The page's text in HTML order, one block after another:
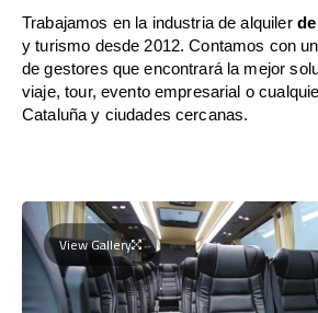
Trabajamos en la industria de alquiler
y turismo desde 2012. Contamos con
de gestores que encontrará la mejor
viaje, tour, evento empresarial o
Cataluña y ciudades cercanas.
View Gallery